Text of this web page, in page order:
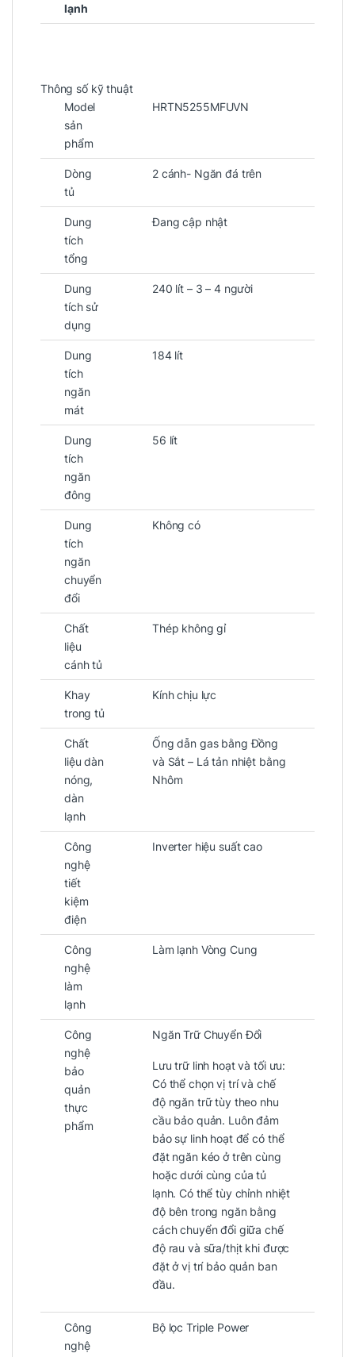
lạnh
Thông số kỹ thuật
Model
sản
phẩm
HRTN5255MFUVN
Dòng
tủ
2 cánh- Ngăn đá trên
Dung
tích
tổng
Đang cập nhật
Dung
tích sử
dụng
240 lít – 3 – 4 người
Dung
tích
ngăn
mát
184 lít
Dung
tích
ngăn
đông
56 lít
Dung
tích
ngăn
chuyển
đổi
Không có
Chất
liệu
cánh tủ
Thép không gỉ
Khay
trong tủ
Kính chịu lực
Chất
liệu dàn
nóng,
dàn
lạnh
Ống dẫn gas bằng Đồng
và Sắt – Lá tản nhiệt bằng
Nhôm
Công
nghệ
tiết
kiệm
điện
Inverter hiệu suất cao
Công
nghệ
làm
lạnh
Làm lạnh Vòng Cung
Công
nghệ
bảo
quản
thực
phẩm
Ngăn Trữ Chuyển Đổi
Lưu trữ linh hoạt và tối ưu:
Có thể chọn vị trí và chế
độ ngăn trữ tùy theo nhu
cầu bảo quản. Luôn đảm
bảo sự linh hoạt để có thể
đặt ngăn kéo ở trên cùng
hoặc dưới cùng của tủ
lạnh. Có thể tùy chỉnh nhiệt
độ bên trong ngăn bằng
cách chuyển đổi giữa chế
độ rau và sữa/thịt khi được
đặt ở vị trí bảo quản ban
đầu.
Công
nghệ
Bộ lọc Triple Power